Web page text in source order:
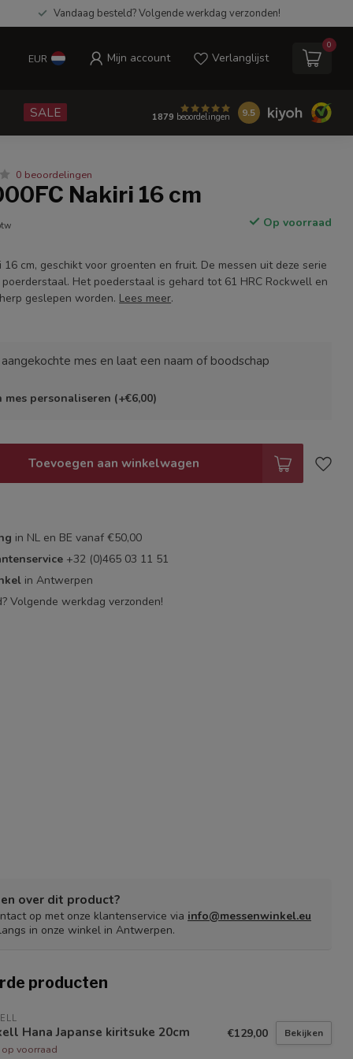
Vandaag besteld? Volgende werkdag verzonden!
EUR Mijn account Verlanglijst
0
SALE 1879 beoordelingen 9.5
0 beoordelingen
Nakiri 16 cm
Op voorraad
16 cm, geschikt voor groenten en fruit. De messen uit deze serie
Het poederstaal is gehard tot 61 HRC Rockwell en
geslepen worden. Lees meer.
mes en laat een naam of boodschap
mes personaliseren (+€6,00)
Toevoegen aan winkelwagen
in NL en BE vanaf €50,00
+32 (0)465 03 11 51
in Antwerpen
Volgende werkdag verzonden!
over dit product?
op met onze klantenservice via info@messenwinkel.eu
in onze winkel in Antwerpen.
producten
Hana Japanse kiritsuke 20cm
voorraad
€129,00 Bekijken